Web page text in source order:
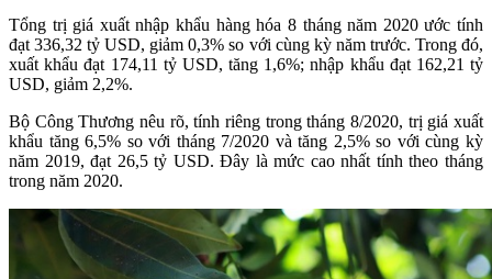
Tổng trị giá xuất nhập khẩu hàng hóa 8 tháng năm 2020 ước tính
đạt 336,32 tỷ USD, giảm 0,3% so với cùng kỳ năm trước. Trong đó,
xuất khẩu đạt 174,11 tỷ USD, tăng 1,6%; nhập khẩu đạt 162,21 tỷ
USD, giảm 2,2%.
Bộ Công Thương nêu rõ, tính riêng trong tháng 8/2020, trị giá xuất
khẩu tăng 6,5% so với tháng 7/2020 và tăng 2,5% so với cùng kỳ
năm 2019, đạt 26,5 tỷ USD. Đây là mức cao nhất tính theo tháng
trong năm 2020.